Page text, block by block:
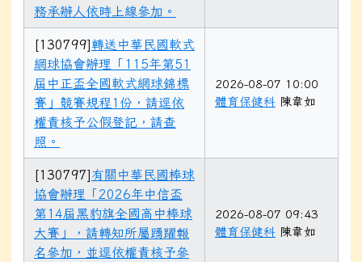
務承辦人依時上線參加。
[130799]轉送中華民國軟式
網球協會辦理「115年第51
屆中正盃全國軟式網球錦標
賽」競賽規程1份，請逕依
權責核予公假登記，請查
照。
2026-08-07 10:00
體育保健科 陳韋如
[130797]有關中華民國棒球
協會辦理「2026年中信盃
第14屆黑豹旗全國高中棒球
大賽」，請轉知所屬踴躍報
名參加，並逕依權責核予參
2026-08-07 09:43
體育保健科 陳韋如